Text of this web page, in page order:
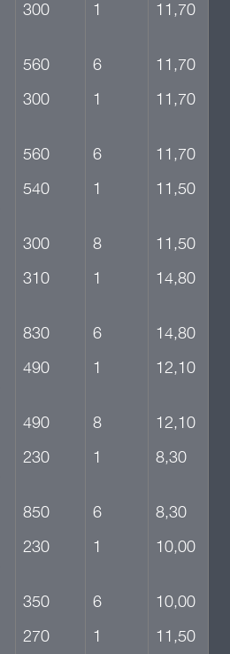
300 1 11,70
560 6
11,70
300 1 11,70
560 6
11,70
540 1 11,50
300 8
11,50
310 1 14,80
830 6
14,80
490 1 12,10
490 8
12,10
230 1 8,30
850 6
8,30
230 1 10,00
350 6
10,00
270 1 11,50